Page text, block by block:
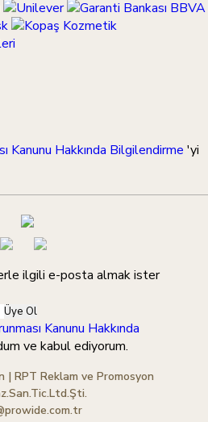
Kanunu Hakkında Bilgilendirme 'yi
ilgili e-posta almak ister
Üye Ol
Kanunu Hakkında
ve kabul ediyorum.
| RPT Reklam ve Promosyon